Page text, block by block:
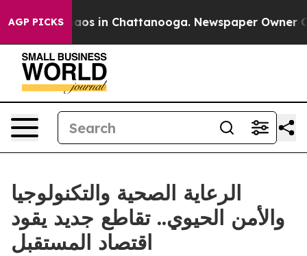
AGP PICKSChaos in Chattanooga. Newspaper Owner
الرعاية الصحية والتكنولوجيا
والأمن الحيوي.. تقاطع جديد يقود
اقتصاد المستقبل